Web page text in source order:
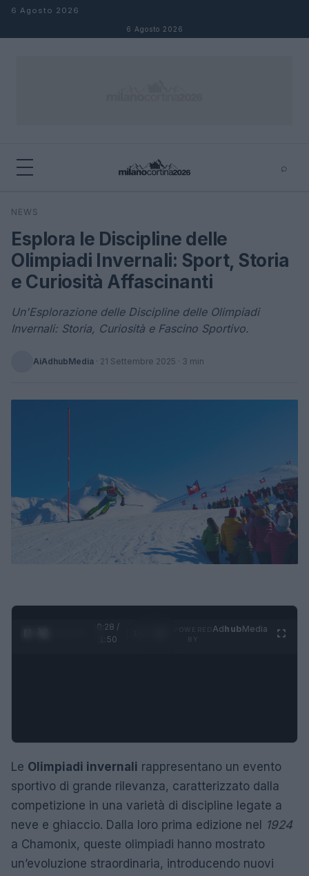
Salta al contenuto
6 Agosto 2026
6 Agosto 2026
⌕
Cerca
NEWS
Esplora le Discipline delle
Olimpiadi Invernali: Sport, Storia
e Curiosità Affascinanti
Un'Esplorazione delle Discipline delle Olimpiadi
Invernali: Storia, Curiosità e Fascino Sportivo.
AiAdhubMedia · 21 Settembre 2025 · 3 min
0:29 /
1:50
AdhubMedia
Le Olimpiadi invernali rappresentano un evento
sportivo di grande rilevanza, caratterizzato dalla
competizione in una varietà di discipline legate a
neve e ghiaccio. Dalla loro prima edizione nel 1924
a Chamonix, queste olimpiadi hanno mostrato
un’evoluzione straordinaria, introducendo nuovi